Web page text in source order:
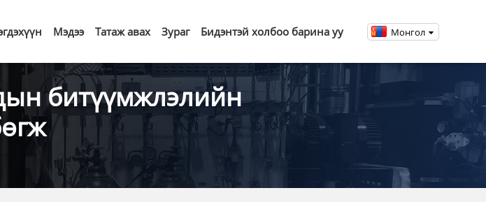
Мэдээ Татаж авах Зураг Бидэнтэй холбоо барина уу Монгол
битүүмжлэлийн